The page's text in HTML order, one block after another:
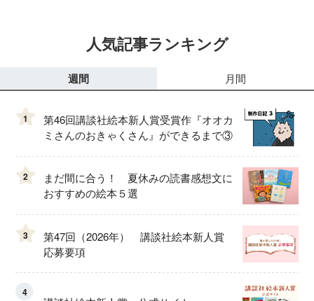
人気記事ランキング
週間 月間
1
第46回講談社絵本新人賞受賞作『オオカ
ミさんのおきゃくさん』ができるまで③
2
まだ間に合う！ 夏休みの読書感想文に
おすすめの絵本５選
3
第47回（2026年） 講談社絵本新人賞
応募要項
4